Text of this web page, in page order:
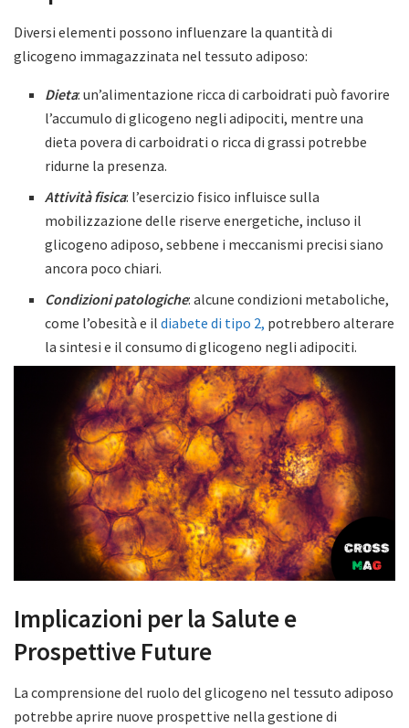
Diversi elementi possono influenzare la quantità di
glicogeno immagazzinata nel tessuto adiposo:
Dieta: un’alimentazione ricca di carboidrati può favorire
l’accumulo di glicogeno negli adipociti, mentre una
dieta povera di carboidrati o ricca di grassi potrebbe
ridurne la presenza.
Attività fisica: l’esercizio fisico influisce sulla
mobilizzazione delle riserve energetiche, incluso il
glicogeno adiposo, sebbene i meccanismi precisi siano
ancora poco chiari.
Condizioni patologiche: alcune condizioni metaboliche,
come l’obesità e ildiabete di tipo 2, potrebbero alterare
la sintesi e il consumo di glicogeno negli adipociti.
Implicazioni per la Salute e
Prospettive Future
La comprensione del ruolo del glicogeno nel tessuto adiposo
potrebbe aprire nuove prospettive nella gestione di